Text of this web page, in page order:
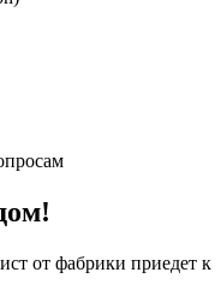
от фабрики приедет к